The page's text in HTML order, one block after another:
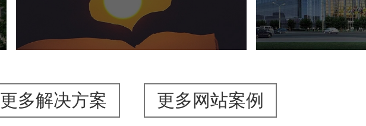
国企 品牌官网
网站设计
服务行业 专业服务
更多解决方案 更多网站案例